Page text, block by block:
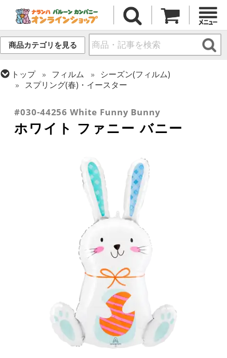
商品カテゴリを見る
トップ フィルム
シーズン(フィルム)
スプリング(春)・イースター
#030-44256 White Funny Bunny
ホワイト ファニー バニー